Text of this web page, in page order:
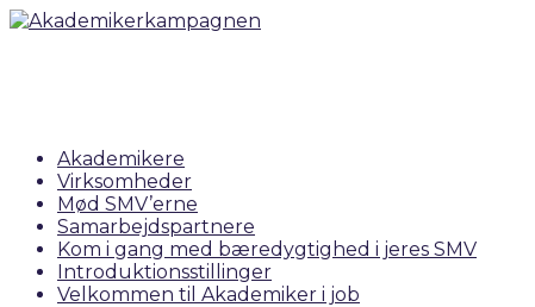
Akademikere
Virksomheder
Mød SMV’erne
Samarbejdspartnere
Kom i gang med bæredygtighed i jeres SMV
Introduktionsstillinger
Velkommen til Akademiker i job